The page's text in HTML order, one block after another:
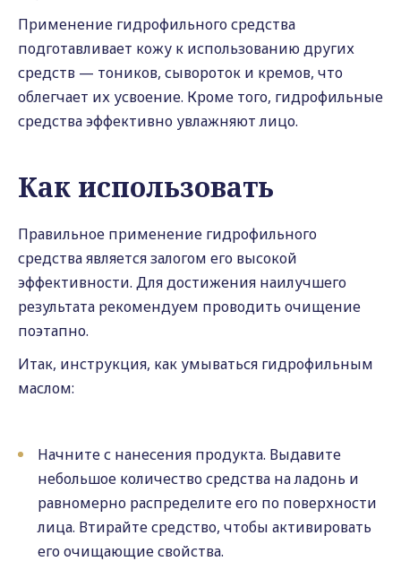
Применение гидрофильного средства
подготавливает кожу к использованию других
средств — тоников, сывороток и кремов, что
облегчает их усвоение. Кроме того, гидрофильные
средства эффективно увлажняют лицо.
Как использовать
Правильное применение гидрофильного
средства является залогом его высокой
эффективности. Для достижения наилучшего
результата рекомендуем проводить очищение
поэтапно.
Итак, инструкция, как умываться гидрофильным
маслом:
Начните с нанесения продукта. Выдавите
небольшое количество средства на ладонь и
равномерно распределите его по поверхности
лица. Втирайте средство, чтобы активировать
его очищающие свойства.